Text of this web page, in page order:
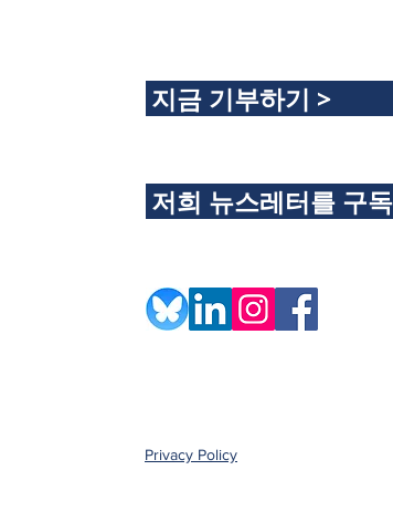
지금 기부하기 >
저희 뉴스레터를 구
Privacy Policy